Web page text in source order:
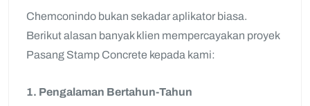
Chemconindo bukan sekadar aplikator biasa.
Berikut alasan banyak klien mempercayakan proyek
Pasang Stamp Concrete kepada kami:
1. Pengalaman Bertahun-Tahun